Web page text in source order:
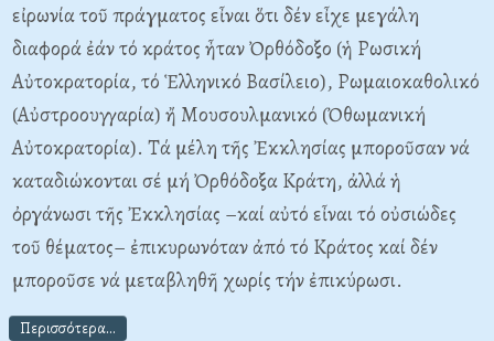
εἰρωνία τοῦ πράγματος εἶναι ὅτι δέν εἶχε μεγάλη
διαφορά ἐάν τό κράτος ἦταν Ὀρθόδοξο (ἡ Ρωσική
Αὐτοκρατορία, τό Ἑλληνικό Βασίλειο), Ρωμαιοκαθολικό
(Αὐστροουγγαρία) ἤ Μουσουλμανικό (Ὀθωμανική
Αὐτοκρατορία). Τά μέλη τῆς Ἐκκλησίας μποροῦσαν νά
καταδιώκονται σέ μή Ὀρθόδοξα Κράτη, ἀλλά ἡ
ὀργάνωσι τῆς Ἐκκλησίας –καί αὐτό εἶναι τό οὐσιώδες
τοῦ θέματος– ἐπικυρωνόταν ἀπό τό Κράτος καί δέν
μποροῦσε νά μεταβληθῆ χωρίς τήν ἐπικύρωσι.
Περισσότερα...